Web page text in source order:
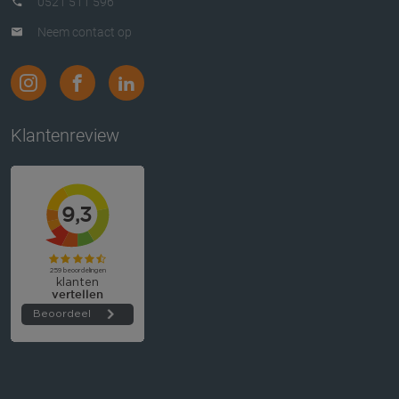
Neem contact op
Klantenreview